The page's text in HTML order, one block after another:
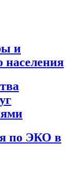
и
населения
по ЭКО в